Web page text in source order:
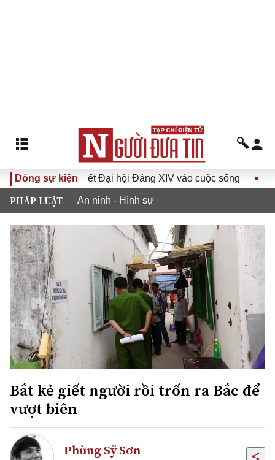
Dòng sự kiện
Nghị quyết Đại hội Đảng XIV vào cuộc sống Hướng tới
PHÁP LUẬT An ninh - Hình sự
Bắt kẻ giết người rồi trốn ra Bắc để
vượt biên
Phùng Sỹ Sơn